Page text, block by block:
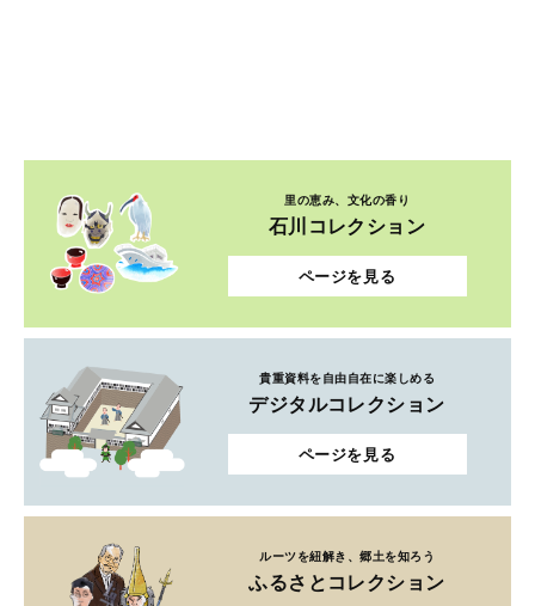
里の恵み、文化の香り
石川コレクション
ページを見る
貴重資料を自由自在に楽しめる
デジタルコレクション
ページを見る
ルーツを紐解き、郷土を知ろう
ふるさとコレクション